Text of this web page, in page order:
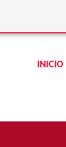
INICIO